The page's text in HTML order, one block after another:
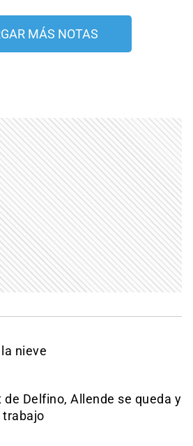
MÁS NOTAS
nieve
de Delfino, Allende se queda y
trabajo